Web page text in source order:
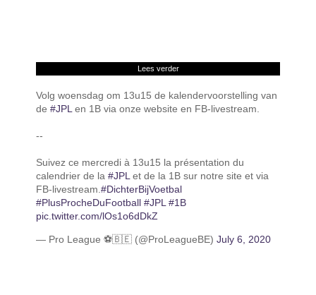
Lees verder
Volg woensdag om 13u15 de kalendervoorstelling van
de#JPL en 1B via onze website en FB-livestream.
--
Suivez ce mercredi à 13u15 la présentation du
calendrier de la#JPL et de la 1B sur notre site et via
FB-livestream.#DichterBijVoetbal
#PlusProcheDuFootball #JPL #1B
pic.twitter.com/lOs1o6dDkZ
— Pro League ⚽️🇧🇪 (@ProLeagueBE)July 6, 2020